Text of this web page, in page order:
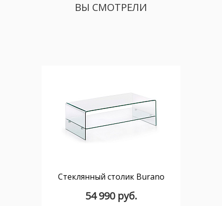
ВЫ СМОТРЕЛИ
Стеклянный столик Burano
54 990 руб.